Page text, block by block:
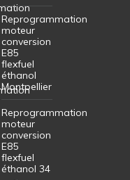
Reprogrammation
moteur
conversion
E85
flexfuel
éthanol
Montpellier
Reprogrammation
moteur
conversion
E85
flexfuel
éthanol 34